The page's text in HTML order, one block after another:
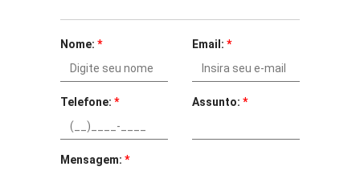
Nome: * Email: *
Telefone: * Assunto: *
Mensagem: *